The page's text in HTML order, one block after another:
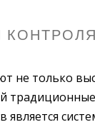
не только